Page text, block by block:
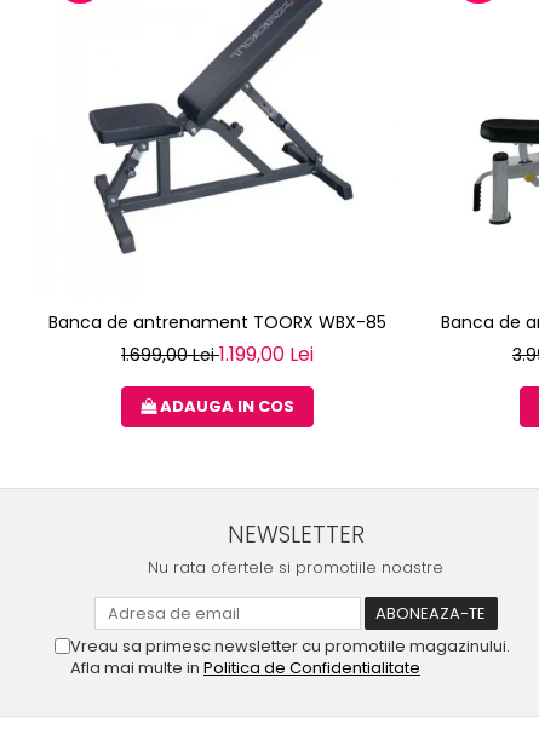
Banca de antrenament TOORX WBX-85
1.699,00 Lei1.199,00 Lei
ADAUGA IN COS
Banca de
NEWSLETTER
Nu rata ofertele si promotiile noastre
Vreau sa primesc newsletter cu promotiile magazinului.
Afla mai multe in Politica de Confidentialitate